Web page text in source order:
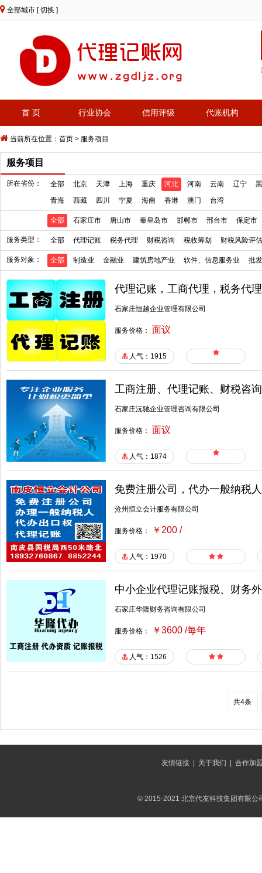
全部城市 [ 切换 ]
首 页 行业协会 信用评级 代账机构
当前所在位置： 首页 > 服务项目
服务项目
所在省份： 全部 北京 天津 上海 重庆 河北 河南 云南 辽宁
青海
西藏 四川 宁夏 海南 香港 澳门 台湾
全部 石家庄市 唐山市 秦皇岛市 邯郸市 邢台市 保定市
服务类型： 全部 代理记账 税务代理 财税咨询 税收筹划 财税风险评估
服务对象： 全部 制造业 金融业 建筑房地产业 软件、信息服务业 批
代理记账，工商代理，税务代
石家庄恒越企业管理有限公司
服务价格： 面议
人气：1915
工商注册、代理记账、财税咨
石家庄沅驰企业管理咨询有限公司
服务价格： 面议
人气：1874
免费注册公司，代办一般纳税人
沧州恒立会计服务有限公司
服务价格： ￥200 /
人气：1970
中小企业代理记账报税、财务
石家庄华隆财务咨询有限公司
服务价格： ￥3600 /每年
人气：1526
共4条
友情链接| 关于我们 合作加
© 2015-2021 北京代友科技集团有限